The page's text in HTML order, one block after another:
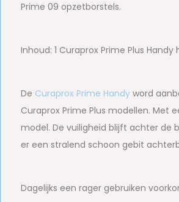
Prime 09 opzetborstels.
Inhoud: 1 Curaprox Prime Plus
De Curaprox Prime Handyword
Curaprox Prime Plus modellen.
model. De vuiligheid blijft achter de
er een stralend schoon gebit
Dagelijks een rager gebruiken